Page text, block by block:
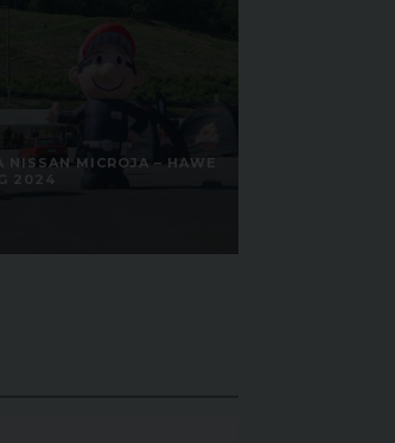
NISSAN MICROJA – HAWE
2024